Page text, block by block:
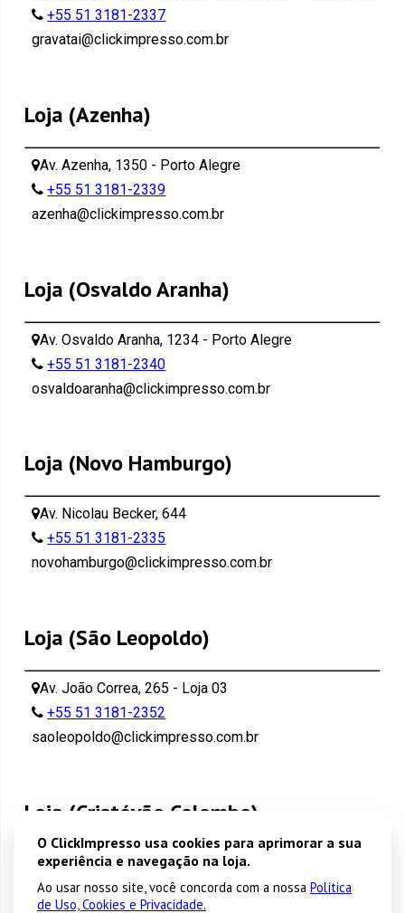
+55 51 3181-2337
gravatai@clickimpresso.com.br
Loja (Azenha)
Av. Azenha, 1350 - Porto Alegre
+55 51 3181-2339
azenha@clickimpresso.com.br
Loja (Osvaldo Aranha)
Av. Osvaldo Aranha, 1234 - Porto Alegre
+55 51 3181-2340
osvaldoaranha@clickimpresso.com.br
Loja (Novo Hamburgo)
Av. Nicolau Becker, 644
+55 51 3181-2335
novohamburgo@clickimpresso.com.br
Loja (São Leopoldo)
Av. João Correa, 265 - Loja 03
+55 51 3181-2352
saoleopoldo@clickimpresso.com.br
Loja (Cristóvão Colombo)
Cristóvão Colombo 2572 - Porto Alegre
+55 51 3181-2344
O ClickImpresso usa cookies para aprimorar a sua
experiência e navegação na loja.
Ao usar nosso site, você concorda com a nossa Política
de Uso, Cookies e Privacidade.